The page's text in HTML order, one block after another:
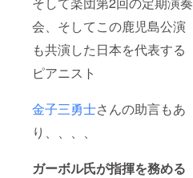
会、そしてこの鹿児島公演
も共演した日本を代表する
ピアニスト
金子三勇士さんの助言もあ
り、、、、
ガーボル氏が指揮を務める